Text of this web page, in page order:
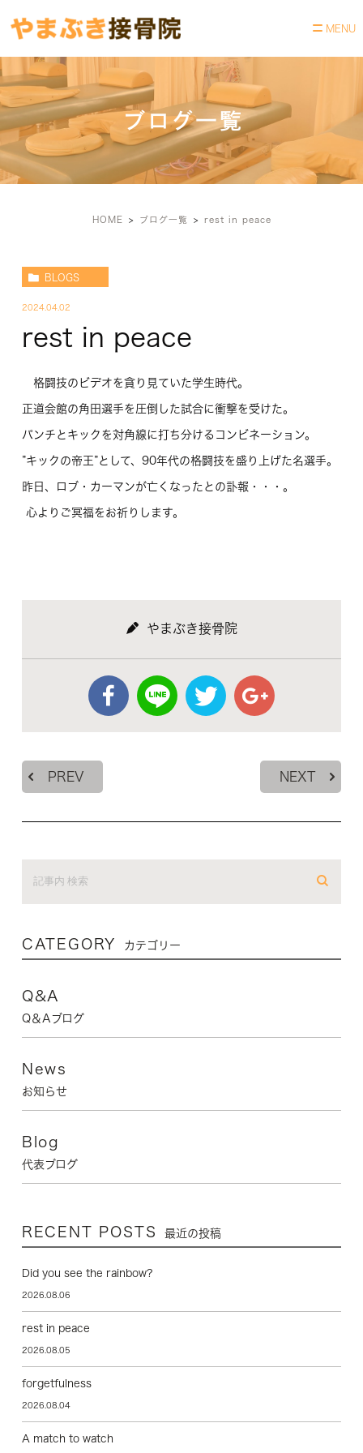
ブログ一覧
HOME ブログ一覧 rest in peace
BLOGS
2024.04.02
rest in peace
格闘技のビデオを貪り見ていた学生時代。
正道会館の角田選手を圧倒した試合に衝撃を受けた。
パンチとキックを対角線に打ち分けるコンビネーション。
”キックの帝王”として、90年代の格闘技を盛り上げた名選手。
昨日、ロブ・カーマンが亡くなったとの訃報・・・。
心よりご冥福をお祈りします。
やまぶき接骨院
PREV NEXT
CATEGORY カテゴリー
Q&A
Q＆Aブログ
News
お知らせ
Blog
代表ブログ
RECENT POSTS 最近の投稿
Did you see the rainbow?
2026.08.06
rest in peace
2026.08.05
forgetfulness
2026.08.04
A match to watch